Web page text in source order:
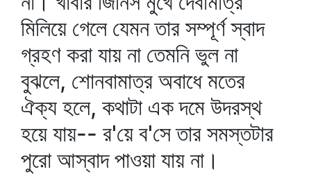
মিলিয়ে গেলে যেমন তার সম্পূর্ণ স্বাদ
গ্রহণ করা যায় না তেমনি ভুল না
বুঝলে, শোনবামাত্র অবাধে মতের
ঐক্য হলে, কথাটা এক দমে উদরস্থ
হয়ে যায়-- র'য়ে ব'সে তার সমস্তটার
পুরো আস্বাদ পাওয়া যায় না।